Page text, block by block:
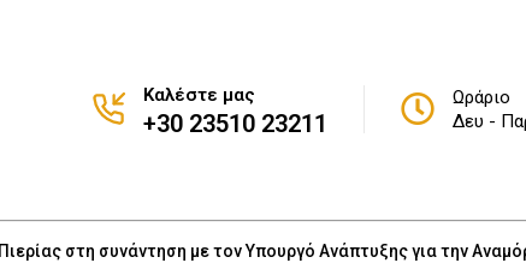
Καλέστε μας
+30 23510 23211
Ωράριο
Δευ -
στη συνάντηση με τον Υπουργό Ανάπτυξης για την